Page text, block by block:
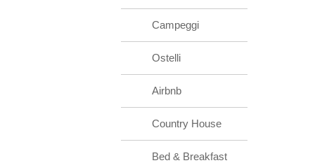
Campeggi
Ostelli
Airbnb
Country House
Bed & Breakfast